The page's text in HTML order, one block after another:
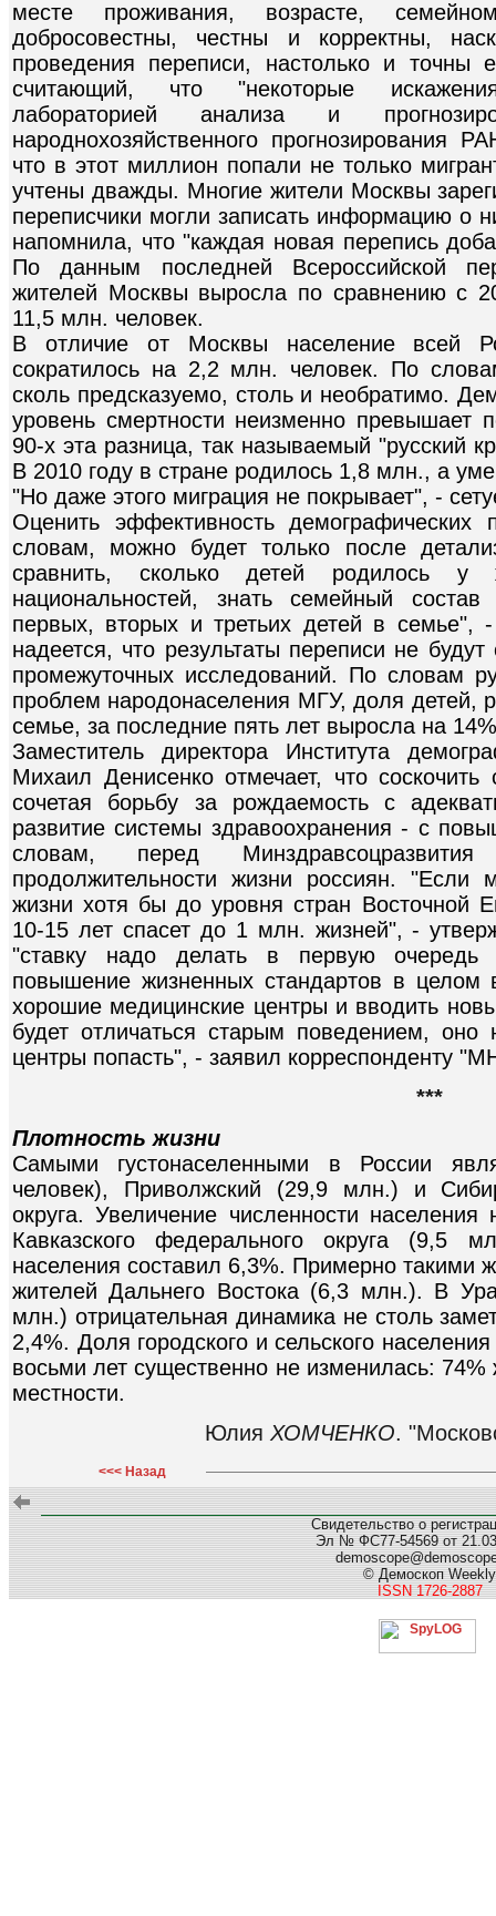
месте проживания, возрасте,
добросовестны, честны и корректны,
проведения переписи, настолько и точны
считающий, что "некоторые
лабораторией анализа и
народнохозяйственного прогнозирования
что в этот миллион попали не только
учтены дважды. Многие жители Москвы
переписчики могли записать информацию о
напомнила, что "каждая новая перепись
По данным последней Всероссийской
жителей Москвы выросла по сравнению с
11,5 млн. человек.
В отличие от Москвы население всей
сократилось на 2,2 млн. человек. По
сколь предсказуемо, столь и необратимо.
уровень смертности неизменно превышает
90-х эта разница, так называемый "русский
В 2010 году в стране родилось 1,8 млн., а
"Но даже этого миграция не покрывает", -
Оценить эффективность демографических
словам, можно будет только после
сравнить, сколько детей родилось
национальностей, знать семейный
первых, вторых и третьих детей в семье",
надеется, что результаты переписи не
промежуточных исследований. По словам
проблем народонаселения МГУ, доля детей,
семье, за последние пять лет выросла на
Заместитель директора Института
Михаил Денисенко отмечает, что
сочетая борьбу за рождаемость с
развитие системы здравоохранения - с
словам, перед
продолжительности жизни россиян. "Если
жизни хотя бы до уровня стран Восточной
10-15 лет спасет до 1 млн. жизней", -
"ставку надо делать в первую
повышение жизненных стандартов в
хорошие медицинские центры и вводить
будет отличаться старым поведением,
центры попасть", - заявил корреспонденту
***
Плотность жизни
Самыми густонаселенными в России
человек), Приволжский (29,9 млн.) и
округа. Увеличение численности
Кавказского федерального округа (9,5
населения составил 6,3%. Примерно такими
жителей Дальнего Востока (6,3 млн.). В
млн.) отрицательная динамика не столь
2,4%. Доля городского и сельского
восьми лет существенно не изменилась: 74%
местности.
Юлия ХОМЧЕНКО.
<<< Назад
Свидетельство о
Эл № ФС77-54569 от
© Демоскоп Weekly
ISSN 1726-2887